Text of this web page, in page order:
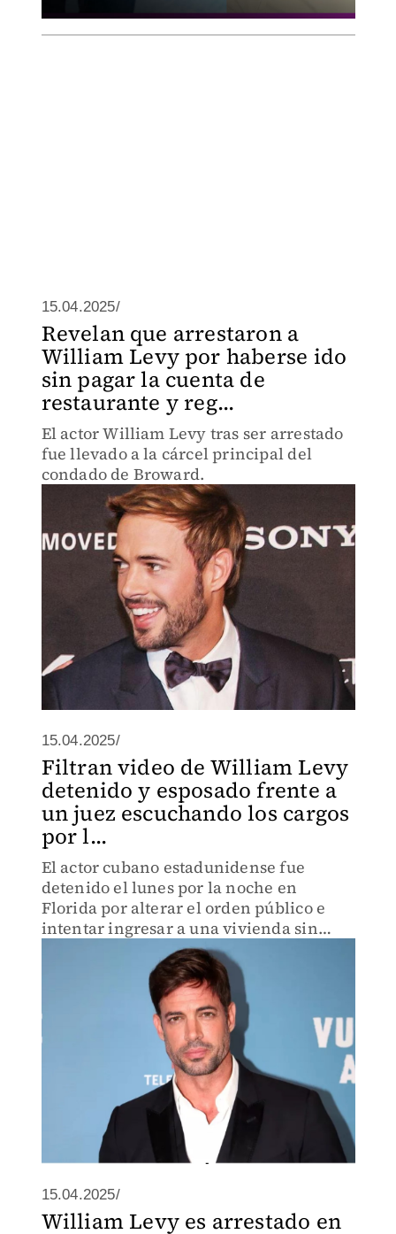
15.04.2025/
Revelan que arrestaron a
William Levy por haberse ido
sin pagar la cuenta de
restaurante y reg...
El actor William Levy tras ser arrestado
fue llevado a la cárcel principal del
condado de Broward.
15.04.2025/
Filtran video de William Levy
detenido y esposado frente a
un juez escuchando los cargos
por l...
El actor cubano estadunidense fue
detenido el lunes por la noche en
Florida por alterar el orden público e
intentar ingresar a una vivienda sin
15.04.2025/
William Levy es arrestado en